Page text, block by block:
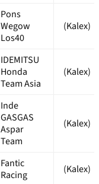
Pons
Wegow
Los40
(Kalex)
IDEMITSU
Honda
Team Asia
(Kalex)
Inde
GASGAS
Aspar
Team
(Kalex)
Fantic
Racing
(Kalex)